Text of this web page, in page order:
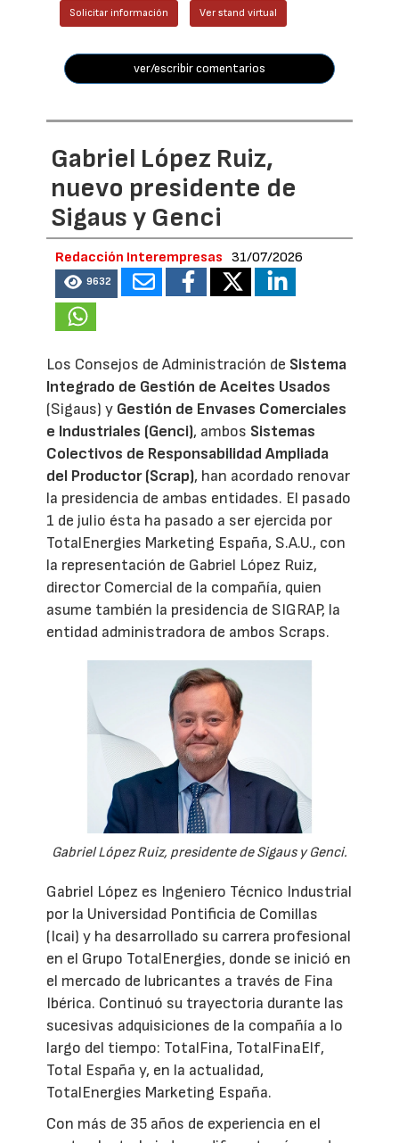
Solicitar información Ver stand virtual
ver/escribir comentarios
Gabriel López Ruiz,
nuevo presidente de
Sigaus y Genci
Redacción Interempresas 31/07/2026
9632
Los Consejos de Administración de Sistema
Integrado de Gestión de Aceites Usados
(Sigaus) y Gestión de Envases Comerciales
e Industriales (Genci), ambos Sistemas
Colectivos de Responsabilidad Ampliada
del Productor (Scrap), han acordado renovar
la presidencia de ambas entidades. El pasado
1 de julio ésta ha pasado a ser ejercida por
TotalEnergies Marketing España, S.A.U., con
la representación de Gabriel López Ruiz,
director Comercial de la compañía, quien
asume también la presidencia de SIGRAP, la
entidad administradora de ambos Scraps.
Gabriel López Ruiz, presidente de Sigaus y Genci.
Gabriel López es Ingeniero Técnico Industrial
por la Universidad Pontificia de Comillas
(Icai) y ha desarrollado su carrera profesional
en el Grupo TotalEnergies, donde se inició en
el mercado de lubricantes a través de Fina
Ibérica. Continuó su trayectoria durante las
sucesivas adquisiciones de la compañía a lo
largo del tiempo: TotalFina, TotalFinaElf,
Total España y, en la actualidad,
TotalEnergies Marketing España.
Con más de 35 años de experiencia en el